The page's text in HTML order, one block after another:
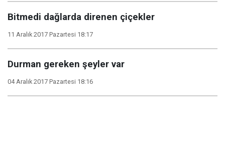
Bitmedi dağlarda direnen çiçekler
11 Aralık 2017 Pazartesi 18:17
Durman gereken şeyler var
04 Aralık 2017 Pazartesi 18:16